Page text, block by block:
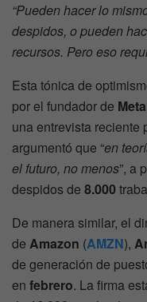
“Pueden hacer lo
despidos, o pueden
recursos. Pero eso
Esta tónica de
por el fundador de Meta
una entrevista reciente
argumentó que “en
el futuro, no menos”, a
despidos de 8.000
De manera similar, el
de Amazon (AMZN),
de generación de
en febrero. La firma